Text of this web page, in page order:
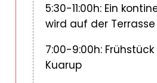
5:30-11:00h: Ein
wird auf der
7:00-9:00h:
Kuarup